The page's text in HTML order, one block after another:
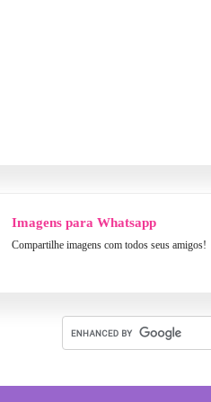
Imagens para Whatsapp
Compartilhe imagens com todos seus amigos!